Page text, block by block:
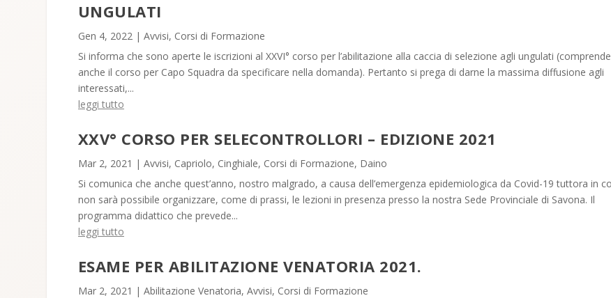
UNGULATI
Gen 4, 2022 | Avvisi, Corsi di Formazione
Si informa che sono aperte le iscrizioni al XXVI° corso per l’abilitazione alla caccia di selezione agli ungulati
anche il corso per Capo Squadra da specificare nella domanda). Pertanto si prega di darne la massima diffusione agli
interessati,...
leggi tutto
XXV° CORSO PER SELECONTROLLORI – EDIZIONE 2021
Mar 2, 2021 | Avvisi, Capriolo, Cinghiale, Corsi di Formazione, Daino
Si comunica che anche quest’anno, nostro malgrado, a causa dell’emergenza epidemiologica da Covid-19 tuttora in
non sarà possibile organizzare, come di prassi, le lezioni in presenza presso la nostra Sede Provinciale di Savona. Il
programma didattico che prevede...
leggi tutto
ESAME PER ABILITAZIONE VENATORIA 2021.
Mar 2, 2021 | Abilitazione Venatoria, Avvisi, Corsi di Formazione